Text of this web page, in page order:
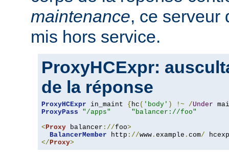
maintenance, ce serveur
mis hors service.
ProxyHCExpr:
de la réponse
ProxyHCExpr in_maint { hc ( 'body' ) !~ /Under
ProxyPass
"/apps"
"balancer://foo"
<Proxy balancer ://foo>
BalancerMember http ://www . example . com/
</Proxy>